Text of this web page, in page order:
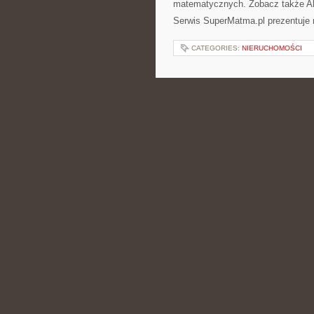
matematycznych. Zobacz także
Serwis SuperMatma.pl
CATEGORIES: NIERUCHOMOŚCI